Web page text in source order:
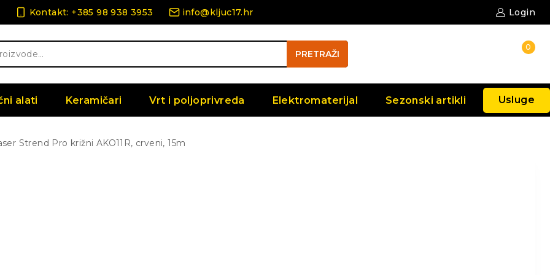
Kontakt: +385 98 938 3953 info@kljuc17.hr Login
PRETRAŽI
0
alati Keramičari Vrt i poljoprivreda Elektromaterijal Sezonski artikli Usluge
Strend Pro križni AKO11R, crveni, 15m